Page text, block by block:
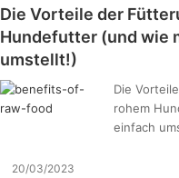
Die Vorteile der
Hundefutter (und wie
umstellt!)
Die
rohem
einfach
20/03/2023